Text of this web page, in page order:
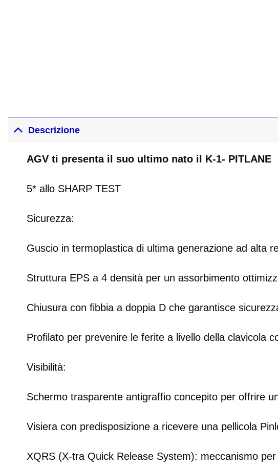
Descrizione
AGV ti presenta il suo ultimo nato il K-1- PITLANE
5* allo SHARP TEST
Sicurezza:
Guscio in termoplastica di ultima generazione ad alta
Struttura EPS a 4 densità per un assorbimento
Chiusura con fibbia a doppia D che garantisce
Profilato per prevenire le ferite a livello della clavicola
Visibilità:
Schermo trasparente antigraffio concepito per offrire
Visiera con predisposizione a ricevere una pellicola
XQRS (X-tra Quick Release System): meccanismo